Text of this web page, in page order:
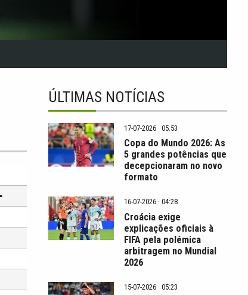
ÚLTIMAS NOTÍCIAS
17-07-2026 · 05:53
Copa do Mundo 2026: As
5 grandes potências que
decepcionaram no novo
formato
16-07-2026 · 04:28
Croácia exige
explicações oficiais à
FIFA pela polémica
arbitragem no Mundial
2026
15-07-2026 · 05:23